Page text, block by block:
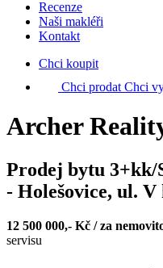
Recenze
Naši makléři
Kontakt
Chci koupit
Chci prodat Chci
Archer
Prodej bytu 3+kk/
- Holešovice, ul. V
12 500 000,- Kč / za
servisu